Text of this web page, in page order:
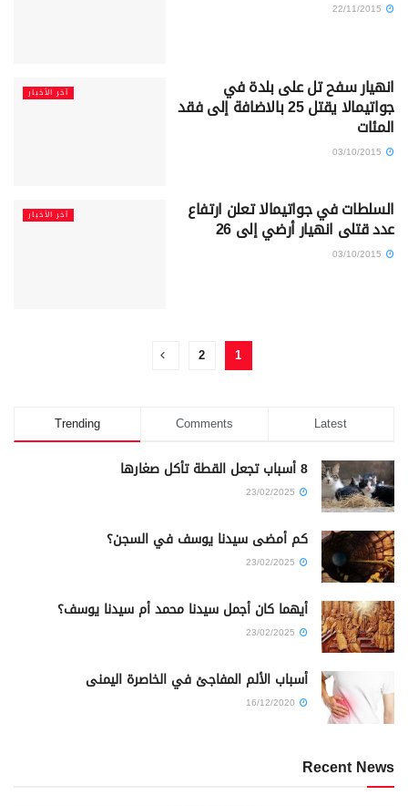
آخر الأخبار انهيار سفح تل على بلدة في
جواتيمالا يقتل 25 بالاضافة إلى فقد
المئات
آخر الأخبار السلطات في جواتيمالا تعلن ارتفاع
عدد قتلى انهيار أرضي إلى 26
1
2
Trending Comments Latest
8 أسباب تجعل القطة تأكل صغارها
كم أمضى سيدنا يوسف في السجن؟
أيهما كان أجمل سيدنا محمد أم سيدنا يوسف؟
أسباب الألم المفاجئ في الخاصرة اليمنى
Recent News